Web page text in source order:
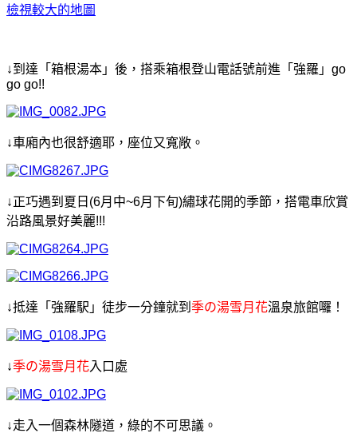
檢視較大的地圖
↓到達「箱根湯本」後，搭乘箱根登山電話號前進「強羅」go
go go!!
↓車廂內也很舒適耶，座位又寬敞。
↓正巧遇到夏日(6月中~6月下旬)繡球花開的季節，搭電車欣賞
沿路風景好美麗!!!
↓抵達「強羅駅」徒步一分鐘就到 季の湯雪月花溫泉旅館囉！
↓季の湯雪月花入口處
↓走入一個森林隧道，綠的不可思議。